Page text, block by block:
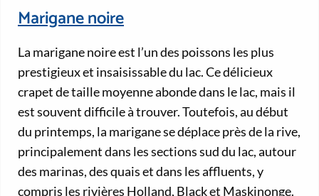
Marigane noire
La marigane noire est l’un des poissons les plus
prestigieux et insaisissable du lac. Ce délicieux
crapet de taille moyenne abonde dans le lac, mais il
est souvent difficile à trouver. Toutefois, au début
du printemps, la marigane se déplace près de la rive,
principalement dans les sections sud du lac, autour
des marinas, des quais et dans les affluents, y
compris les rivières Holland, Black et Maskinonge.